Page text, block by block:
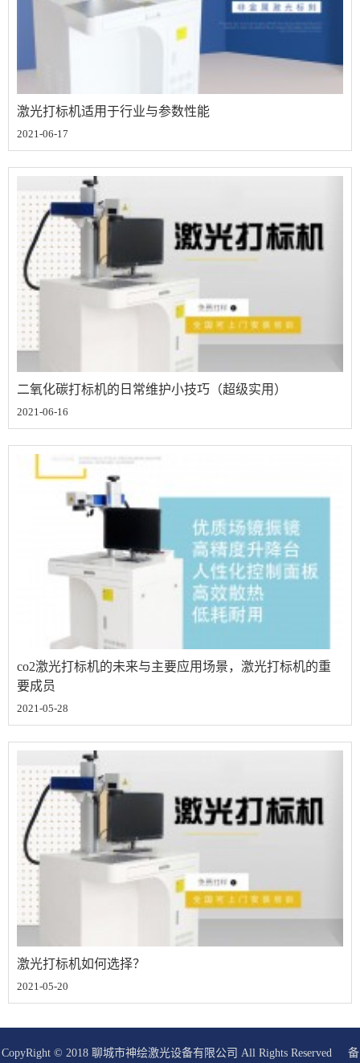
激光打标机适用于行业与参数性能
2021-06-17
二氧化碳打标机的日常维护小技巧（超级实用）
2021-06-16
co2激光打标机的未来与主要应用场景，激光打标机的重
要成员
2021-05-28
激光打标机如何选择？
2021-05-20
CopyRight © 2018 聊城市神绘激光设备有限公司 All Rights Reserved 备